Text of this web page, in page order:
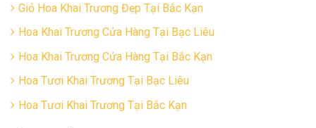
Giỏ Hoa Khai Trương Đẹp Tại Bắc Kạn
Hoa Khai Trương Cửa Hàng Tại Bạc Liêu
Hoa Khai Trương Cửa Hàng Tại Bắc Kạn
Hoa Tươi Khai Trương Tại Bạc Liêu
Hoa Tươi Khai Trương Tại Bắc Kạn